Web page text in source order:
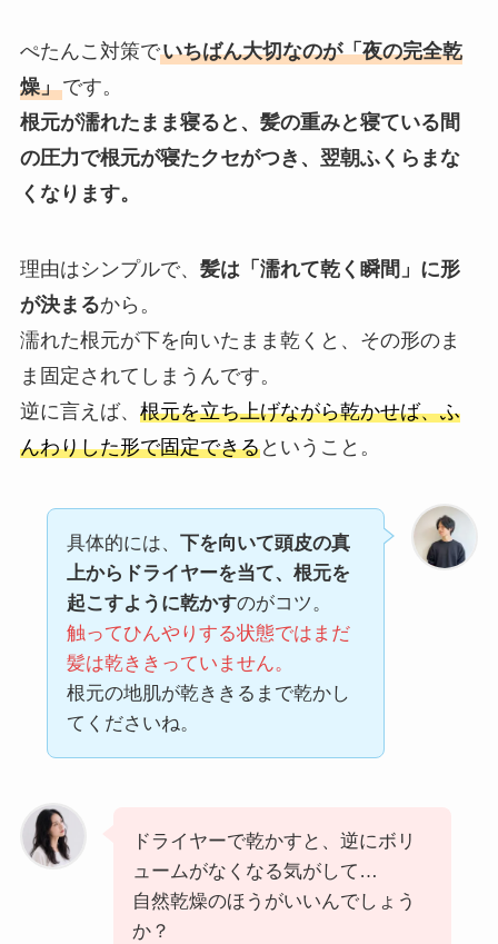
ぺたんこ対策でいちばん大切なのが「夜の完全乾
燥」です。
根元が濡れたまま寝ると、髪の重みと寝ている間
の圧力で根元が寝たクセがつき、翌朝ふくらまな
くなります。
理由はシンプルで、 髪は「濡れて乾く瞬間」に形
が決まるから。
濡れた根元が下を向いたまま乾くと、その形のま
ま固定されてしまうんです。
逆に言えば、 根元を立ち上げながら乾かせば、ふ
んわりした形で固定できるということ。
具体的には、 下を向いて頭皮の真
上からドライヤーを当て、根元を
起こすように乾かすのがコツ。
触ってひんやりする状態ではまだ
髪は乾ききっていません。
根元の地肌が乾ききるまで乾かし
てくださいね。
ドライヤーで乾かすと、逆にボリ
ュームがなくなる気がして…
自然乾燥のほうがいいんでしょう
か？